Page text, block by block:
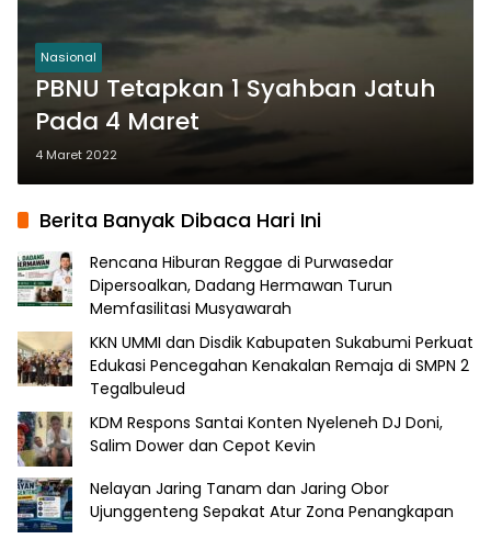
Nasional
PBNU Tetapkan 1 Syahban Jatuh
Pada 4 Maret
4 Maret 2022
Berita Banyak Dibaca Hari Ini
Rencana Hiburan Reggae di Purwasedar
Dipersoalkan, Dadang Hermawan Turun
Memfasilitasi Musyawarah
KKN UMMI dan Disdik Kabupaten Sukabumi Perkuat
Edukasi Pencegahan Kenakalan Remaja di SMPN 2
Tegalbuleud
KDM Respons Santai Konten Nyeleneh DJ Doni,
Salim Dower dan Cepot Kevin
Nelayan Jaring Tanam dan Jaring Obor
Ujunggenteng Sepakat Atur Zona Penangkapan